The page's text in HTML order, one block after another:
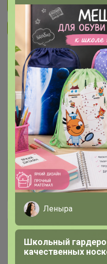
Подписаться на закупку 299
Подписаться на
В архиве
—
Ожидание
Пристрой
Комментарии к лотам
Отзывы участников
Описание
Условия участия
Леныра
Школьный
качественных